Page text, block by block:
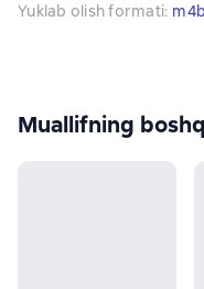
Yuklab olish formati: m4b
Muallifning